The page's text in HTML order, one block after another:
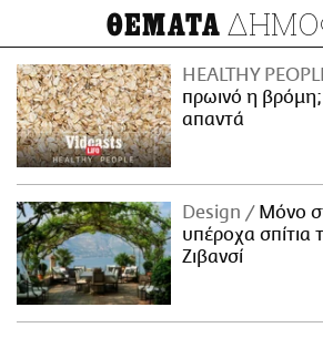
ΘΕΜΑΤΑ
HEALTHY
πρωινό η βρόμη;
απαντά
Design
Μόνο
υπέροχα σπίτια
Ζιβανσί